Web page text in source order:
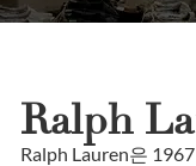
Ralph
Ralph Lauren은